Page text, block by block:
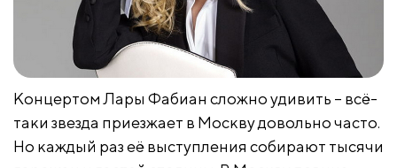
Концертом Лары Фабиан сложно удивить – всё-
таки звезда приезжает в Москву довольно часто.
Но каждый раз её выступления собирают тысячи